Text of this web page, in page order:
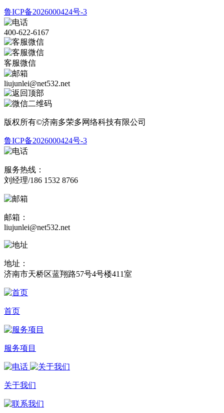
鲁ICP备2026000424号-3
400-622-6167
客服微信
liujunlei@net532.net
版权所有©济南多荣多网络科技有限公司
鲁ICP备2026000424号-3
服务热线：
刘经理/186 1532 8766
邮箱：
liujunlei@net532.net
地址：
济南市天桥区蓝翔路57号4号楼411室
首页
服务项目
关于我们